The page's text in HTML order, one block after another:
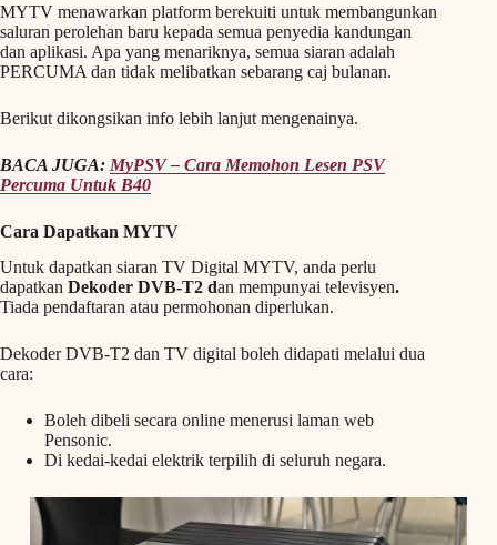
MYTV menawarkan platform berekuiti untuk membangunkan
saluran perolehan baru kepada semua penyedia kandungan
dan aplikasi. Apa yang menariknya, semua siaran adalah
PERCUMA dan tidak melibatkan sebarang caj bulanan.
Berikut dikongsikan info lebih lanjut mengenainya.
BACA JUGA: MyPSV – Cara Memohon Lesen PSV
Percuma Untuk B40
Cara Dapatkan MYTV
Untuk dapatkan siaran TV Digital MYTV, anda perlu
dapatkan Dekoder DVB-T2 dan mempunyai televisyen.
Tiada pendaftaran atau permohonan diperlukan.
Dekoder DVB-T2 dan TV digital boleh didapati melalui dua
cara:
Boleh dibeli secara online menerusi laman web
Pensonic.
Di kedai-kedai elektrik terpilih di seluruh negara.